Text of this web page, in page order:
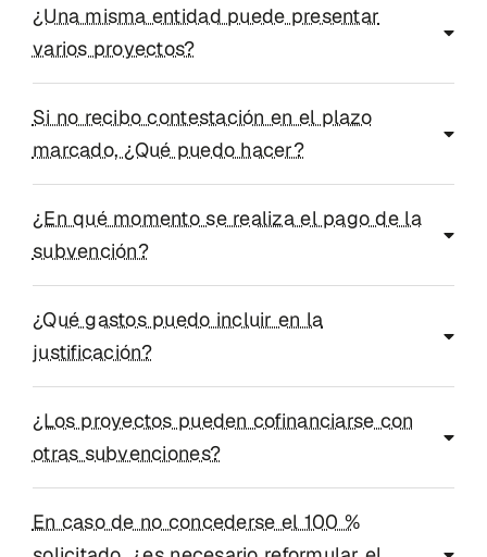
¿Una misma entidad puede presentar
varios proyectos?
Si no recibo contestación en el plazo
marcado, ¿Qué puedo hacer?
¿En qué momento se realiza el pago de la
subvención?
¿Qué gastos puedo incluir en la
justificación?
¿Los proyectos pueden cofinanciarse con
otras subvenciones?
En caso de no concederse el 100 %